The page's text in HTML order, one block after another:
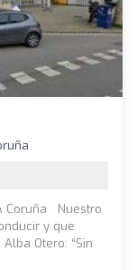
Coruña Nuestro
y que
Otero: “Sin